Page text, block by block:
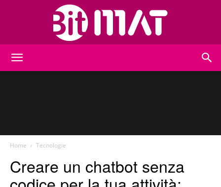
Home Tecnologie
Creare un chatbot senza